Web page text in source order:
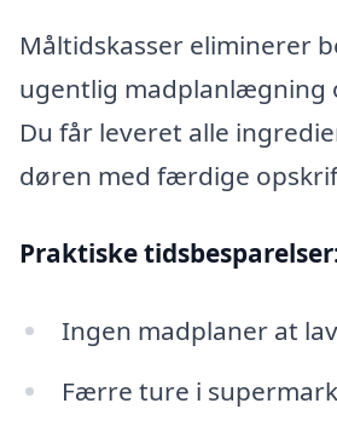
Måltidskasser eliminerer
ugentlig madplanlægning
Du får leveret alle
døren med færdige
Praktiske
Ingen madplaner at
Færre ture i